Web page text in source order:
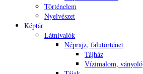
Történelem
Nyelvészet
Képtár
Látnivalók
Néprajz, falutörténet
Tájház
Vízimalom, ványoló